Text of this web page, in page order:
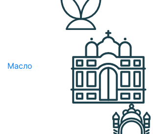
Масло